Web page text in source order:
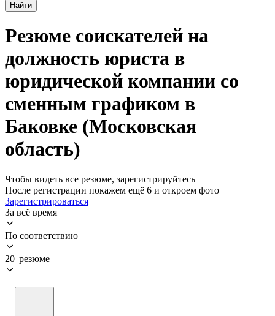
Найти
Резюме соискателей на
должность юриста в
юридической компании со
сменным графиком в
Баковке (Московская
область)
Чтобы видеть все резюме, зарегистрируйтесь
После регистрации покажем ещё 6 и откроем фото
Зарегистрироваться
За всё время
По соответствию
20 резюме